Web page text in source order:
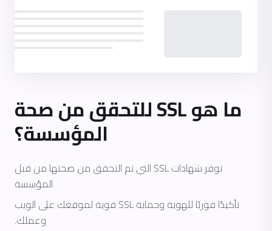
ما هو SSL للتحقق من صحة
المؤسسة؟
توفر شهادات SSL التي تم التحقق من صحتها من قبل
المؤسسة
تأكيدًا فوريًا للهوية وحماية SSL قوية لموقعك على الويب
وعملك.